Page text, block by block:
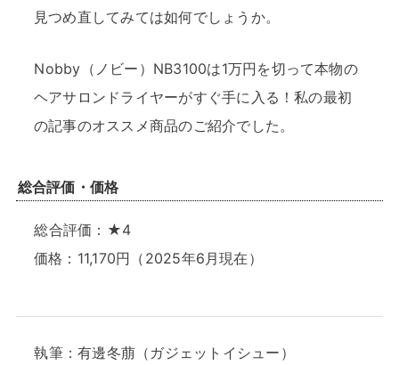
見つめ直してみては如何でしょうか。
Nobby（ノビー）NB3100は1万円を切って本物の
ヘアサロンドライヤーがすぐ手に入る！私の最初
の記事のオススメ商品のご紹介でした。
総合評価・価格
総合評価：★4
価格：11,170円（2025年6月現在）
執筆：有邊冬萠（ガジェットイシュー）